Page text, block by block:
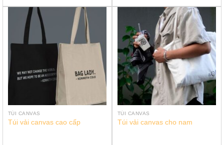
TÚI CANVAS
Túi vải canvas cao cấp
TÚI CANVAS
Túi vải canvas cho nam